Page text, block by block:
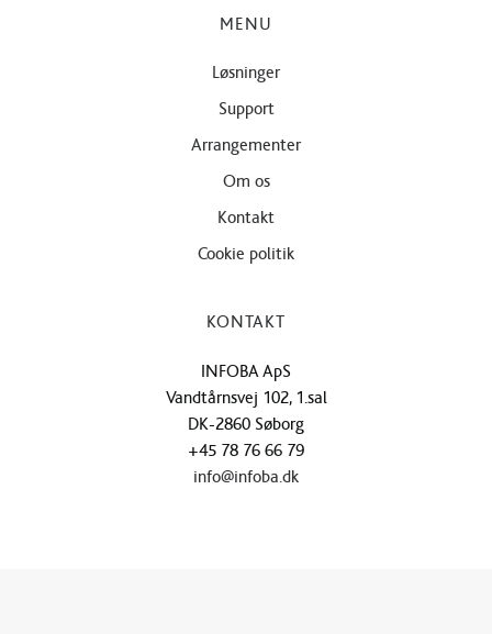
MENU
Løsninger
Support
Arrangementer
Om os
Kontakt
Cookie politik
KONTAKT
INFOBA ApS
Vandtårnsvej 102, 1.sal
DK-2860 Søborg
+45 78 76 66 79
info@infoba.dk